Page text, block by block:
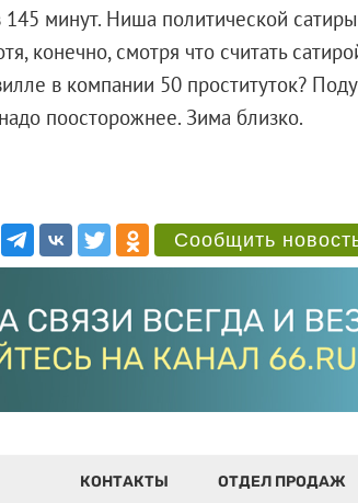
145 минут. Ниша политической
конечно, смотря что считать
в компании 50 проституток?
поосторожнее. Зима близко.
Сообщить
КОНТАКТЫ ОТДЕЛ ПРОДАЖ